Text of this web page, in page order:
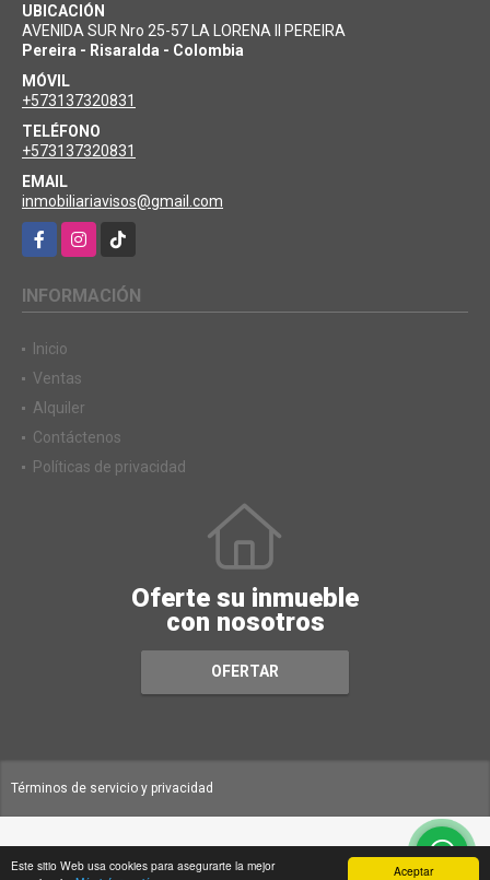
Aceptar
Este sitio Web usa cookies para asegurarte la mejor
UBICACIÓN
AVENIDA SUR Nro 25-57 LA LORENA II PEREIRA
Pereira - Risaralda - Colombia
MÓVIL
+573137320831
TELÉFONO
+573137320831
EMAIL
inmobiliariavisos@gmail.com
FacebookInstagramTikTok
INFORMACIÓN
Inicio
Ventas
Alquiler
Contáctenos
Políticas de privacidad
Oferte su inmueble
con nosotros
OFERTAR
Términos de servicio y privacidad